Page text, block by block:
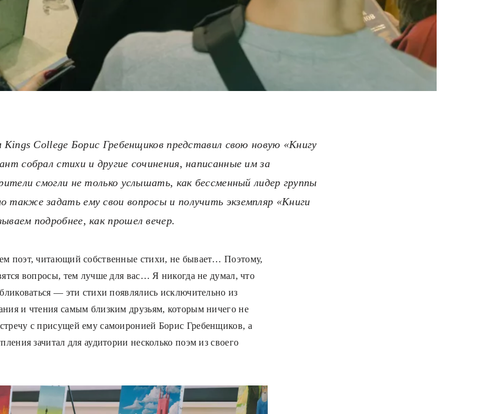
Kings College Борис Гребенщиков представил свою новую «Книгу
собрал стихи и другие сочинения, написанные им за
смогли не только услышать, как бессменный лидер группы
также задать ему свои вопросы и получить экземпляр «Книги
подробнее, как прошел вечер.
поэт, читающий собственные стихи, не бывает… Поэтому,
вопросы, тем лучше для вас… Я никогда не думал, что
— эти стихи появлялись исключительно из
и чтения самым близким друзьям, которым ничего не
с присущей ему самоиронией Борис Гребенщиков, а
зачитал для аудитории несколько поэм из своего